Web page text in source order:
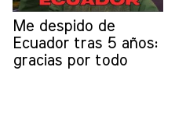
Me despido de
Ecuador tras 5 años:
gracias por todo